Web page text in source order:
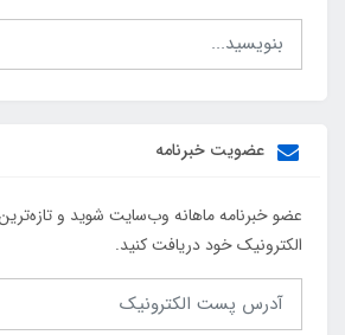
عضویت خبرنامه
عضو خبرنامه ماهانه وب‌سایت شوید و
الکترونیک خود دریافت کنید.